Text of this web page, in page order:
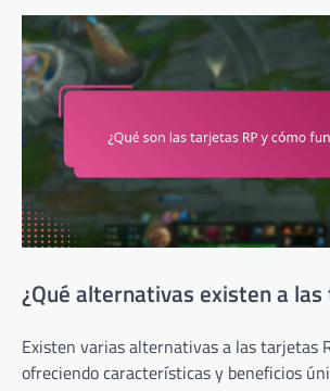
¿Qué alternativas existen a
Existen varias alternativas a las tarjetas
ofreciendo características y beneficios